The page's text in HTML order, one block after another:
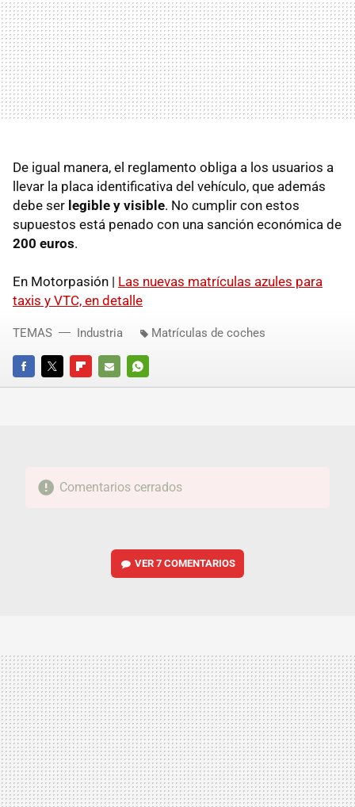
De igual manera, el reglamento obliga a los usuarios a
llevar la placa identificativa del vehículo, que además
debe ser legible y visible. No cumplir con estos
supuestos está penado con una sanción económica de
200 euros.
En Motorpasión | Las nuevas matrículas azules para
taxis y VTC, en detalle
FACEBOOKTWITTERFLIPBOARD
E-
WHATSAPP
TEMAS Industria Matrículas de coches
Comentarios cerrados
VER7 COMENTARIOS